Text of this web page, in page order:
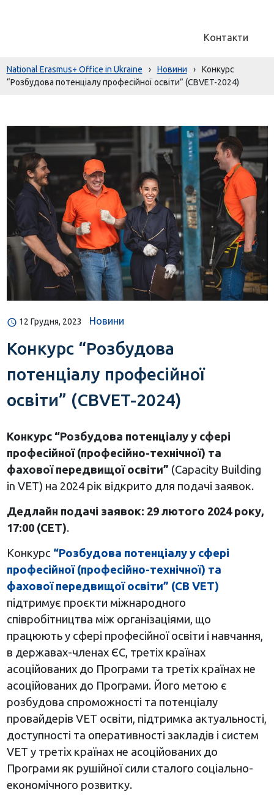
Контакти
National Erasmus+ Office in Ukraine › Новини ›
Конкурс
“Розбудова потенціалу професійної освіти” (CBVET-2024)
12 Грудня, 2023 Новини
Конкурс “Розбудова
потенціалу професійної
освіти” (CBVET-2024)
Конкурс “Розбудова потенціалу у сфері
професійної (професійно-технічної) та
фахової передвищої освіти” (Capacity Building
in VET) на 2024 рік відкрито для подачі заявок.
Дедлайн подачі заявок: 29 лютого 2024 року,
17:00 (CET).
Конкурс “Розбудова потенціалу у сфері
професійної (професійно-технічної) та
фахової передвищої освіти” (CB VET)
підтримує проєкти міжнародного
співробітництва між організаціями, що
працюють у сфері професійної освіти і навчання,
в державах-членах ЄС, третіх країнах
асоційованих до Програми та третіх країнах не
асоційованих до Програми. Його метою є
розбудова спроможності та потенціалу
провайдерів VET освіти, підтримка актуальності,
доступності та оперативності закладів і систем
VET у третіх країнах не асоційованих до
Програми як рушійної сили сталого соціально-
економічного розвитку.